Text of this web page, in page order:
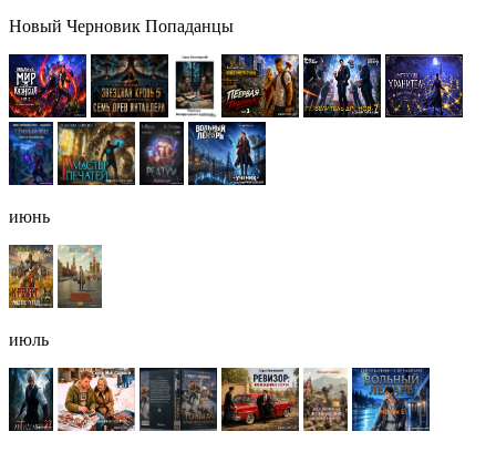
Новый Черновик Попаданцы
июнь
июль